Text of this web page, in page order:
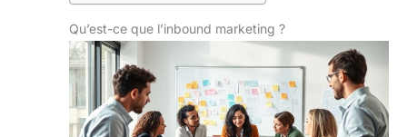
Qu’est-ce que l’inbound marketing ?